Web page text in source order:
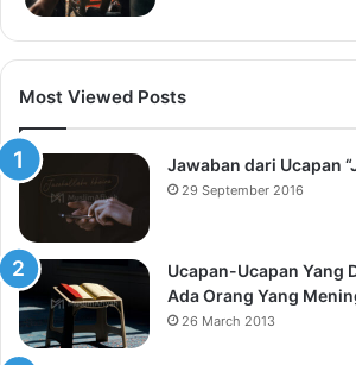
Most Viewed Posts
Jawaban dari Ucapan
29 September 2016
Ucapan-Ucapan Yang
Ada Orang Yang
26 March 2013